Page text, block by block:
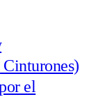
el